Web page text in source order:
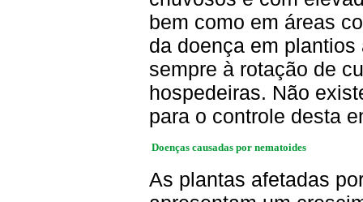
bem como em áreas
da doença em
sempre à rotação de
hospedeiras. Não
para o controle desta
Doenças causadas por nematoides
As plantas afetadas